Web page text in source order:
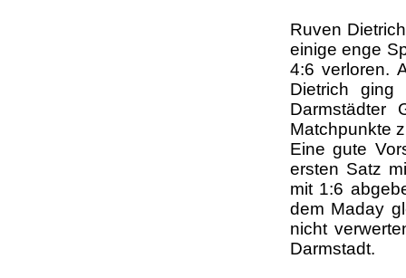
Ruven
einige enge
4:6 verloren.
Dietrich
Darmstädter
Matchpunkte
Eine gute
ersten Satz
mit 1:6
dem Maday
nicht
Darmstadt.